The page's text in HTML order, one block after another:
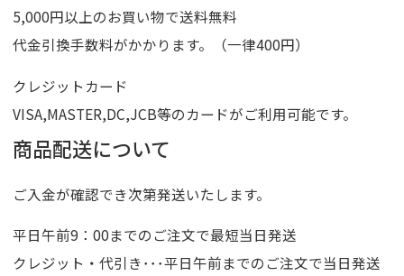
5,000円以上のお買い物で送料無料
代金引換手数料がかかります。（一律400円）
クレジットカード
VISA,MASTER,DC,JCB等のカードがご利用可能です。
商品配送について
ご入金が確認でき次第発送いたします。
平日午前9：00までのご注文で最短当日発送
クレジット・代引き･･･平日午前までのご注文で当日発送